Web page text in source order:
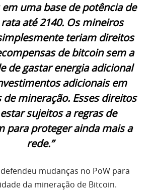
uma base de potência de
até 2140. Os mineiros
teriam direitos
de bitcoin sem a
de gastar energia adicional
adicionais em
mineração. Esses direitos
sujeitos a regras de
para proteger ainda mais a
rede.”
defendeu mudanças no PoW para
da mineração de Bitcoin.